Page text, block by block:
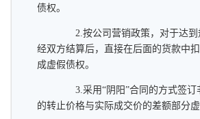
债权。
2.按公司营销政策，对于达到
经双方结算后，直接在后面的货款中
成虚假债权。
3.采用“阴阳”合同的方式签订
的转止价格与实际成交价的差额部分